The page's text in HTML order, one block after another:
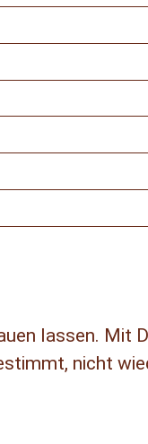
lassen. Mit
nicht